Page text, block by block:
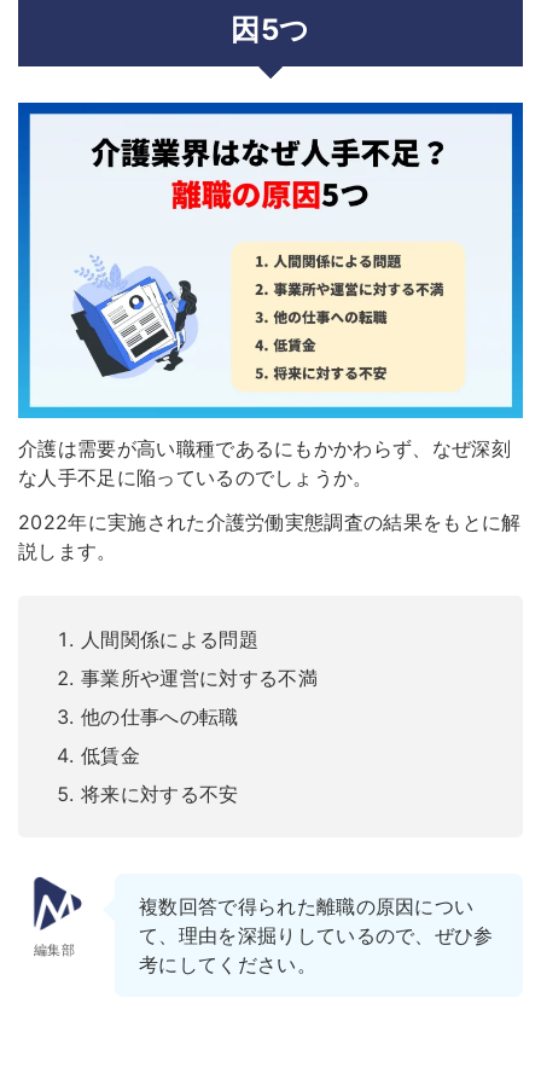
因5つ
介護は需要が高い職種であるにもかかわらず、なぜ深刻
な人手不足に陥っているのでしょうか。
2022年に実施された介護労働実態調査の結果をもとに解
説します。
人間関係による問題
事業所や運営に対する不満
他の仕事への転職
低賃金
将来に対する不安
編集部
複数回答で得られた離職の原因につい
て、理由を深掘りしているので、ぜひ参
考にしてください。